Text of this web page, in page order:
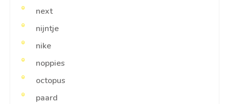
next
nijntje
nike
noppies
octopus
paard